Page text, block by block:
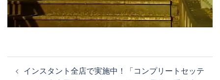
稿 インスタント全店で実施中！「コンプリートセッテ